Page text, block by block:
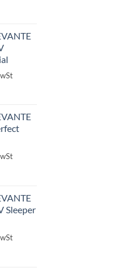
Sleeper